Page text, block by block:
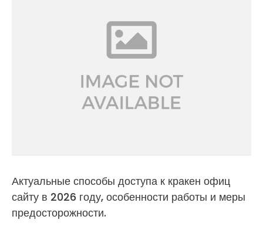
Актуальные способы доступа к кракен офиц
сайту в 2026 году, особенности работы и меры
предосторожности.